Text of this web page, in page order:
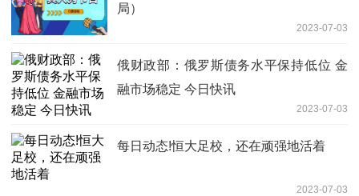
局）
2023-07-03
俄财政部：俄罗斯债务水平保持低位 金
融市场稳定 今日快讯
2023-07-03
每日动态!恒大足校，还在顽强地活着
2023-07-03